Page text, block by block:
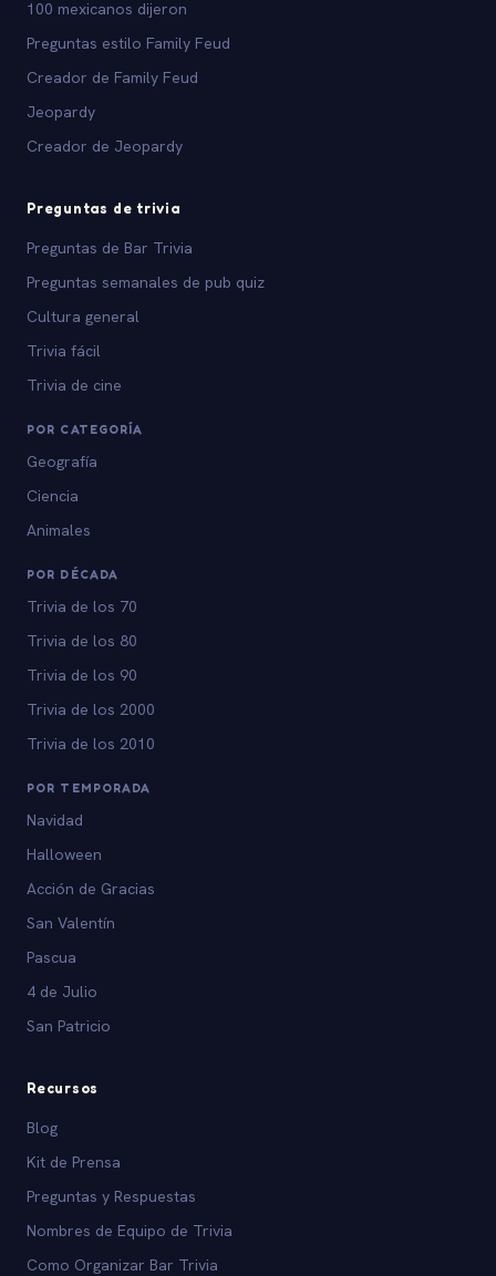
100 mexicanos dijeron
Preguntas estilo Family Feud
Creador de Family Feud
Jeopardy
Creador de Jeopardy
Preguntas de trivia
Preguntas de Bar Trivia
Preguntas semanales de pub quiz
Cultura general
Trivia fácil
Trivia de cine
POR CATEGORÍA
Geografía
Ciencia
Animales
POR DÉCADA
Trivia de los 70
Trivia de los 80
Trivia de los 90
Trivia de los 2000
Trivia de los 2010
POR TEMPORADA
Navidad
Halloween
Acción de Gracias
San Valentín
Pascua
4 de Julio
San Patricio
Recursos
Blog
Kit de Prensa
Preguntas y Respuestas
Nombres de Equipo de Trivia
Como Organizar Bar Trivia